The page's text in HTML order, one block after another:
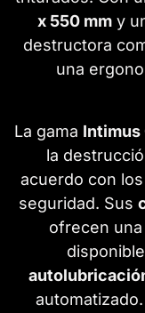
x 550 mmy
destructora
una
La gama Intimus
la
acuerdo con
seguridad. Sus
ofrecen